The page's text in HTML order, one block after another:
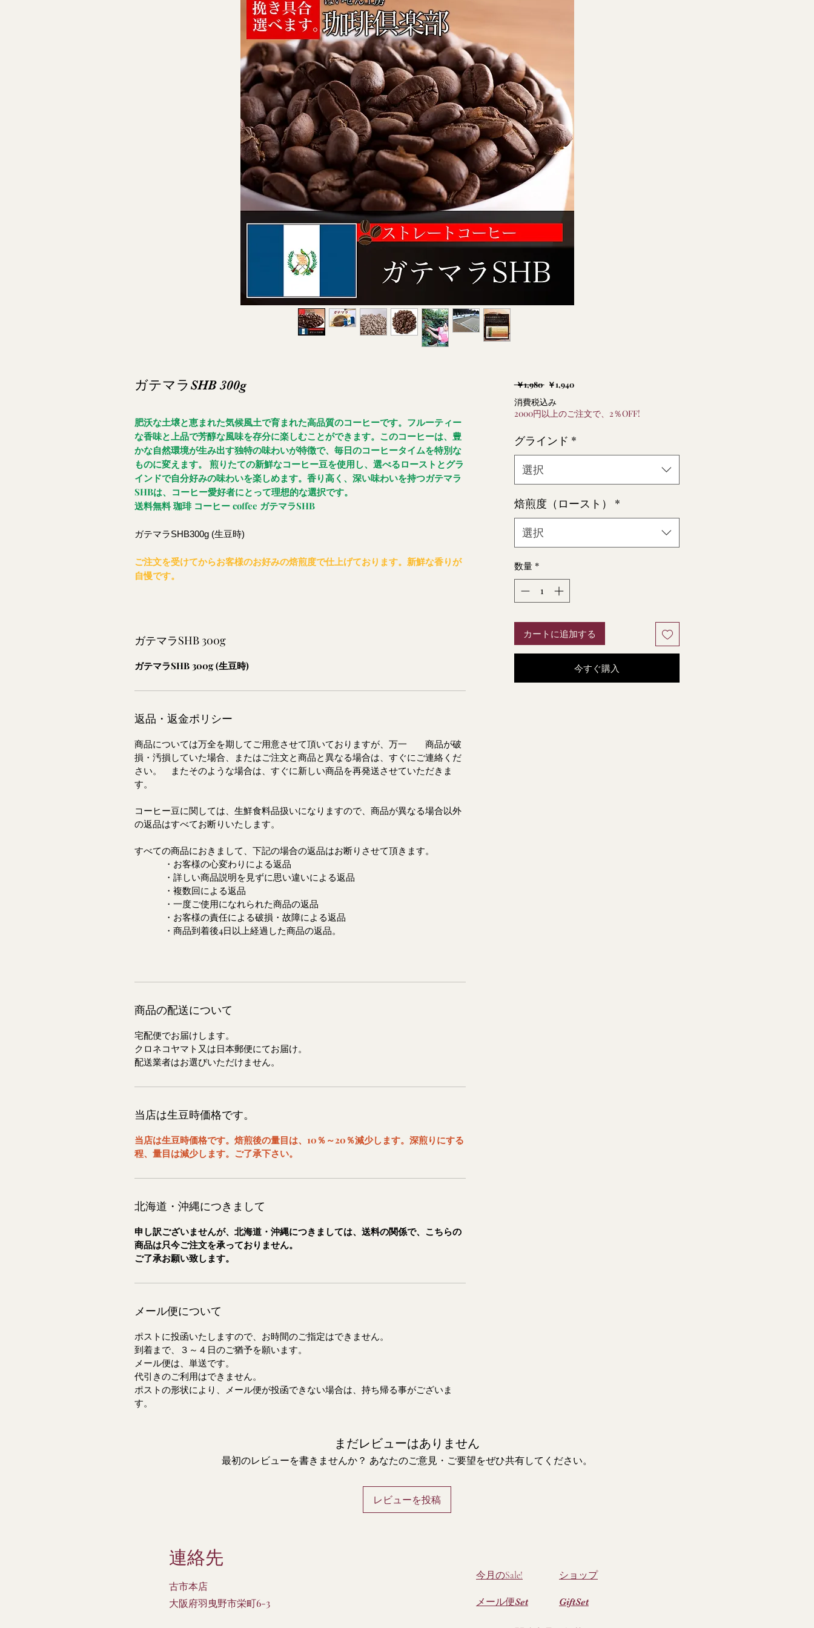
ガテマラSHB 300g
肥沃な土壌と恵まれた気候風土で育まれた高品質のコーヒーです。フルーティー
な香味と上品で芳醇な風味を存分に楽しむことができます。このコーヒーは、豊
かな自然環境が生み出す独特の味わいが特徴で、毎日のコーヒータイムを特別な
ものに変えます。 煎りたての新鮮なコーヒー豆を使用し、選べるローストとグラ
インドで自分好みの味わいを楽しめます。香り高く、深い味わいを持つガテマラ
SHBは、コーヒー愛好者にとって理想的な選択です。
送料無料 珈琲 コーヒー coffee ガテマラSHB
ガテマラSHB300g (生豆時)
ご注文を受けてからお客様のお好みの焙煎度で仕上げております。新鮮な香りが
自慢です。
ガテマラSHB 300g
ガテマラSHB 300g (生豆時)
返品・返金ポリシー
商品については万全を期してご用意させて頂いておりますが、万一 商品が破
損・汚損していた場合、またはご注文と商品と異なる場合は、すぐにご連絡くだ
さい。 またそのような場合は、すぐに新しい商品を再発送させていただきま
す。
コーヒー豆に関しては、生鮮食料品扱いになりますので、商品が異なる場合以外
の返品はすべてお断りいたします。
すべての商品におきまして、下記の場合の返品はお断りさせて頂きます。
・お客様の心変わりによる返品
・詳しい商品説明を見ずに思い違いによる返品
・複数回による返品
・一度ご使用になれられた商品の返品
・お客様の責任による破損・故障による返品
・商品到着後4日以上経過した商品の返品。
商品の配送について
宅配便でお届けします。
クロネコヤマト又は日本郵便にてお届け。
配送業者はお選びいただけません。
当店は生豆時価格です。
当店は生豆時価格です。焙煎後の量目は、10％～20％減少します。深煎りにする
程、量目は減少します。ご了承下さい。
北海道・沖縄につきまして
申し訳ございませんが、北海道・沖縄につきましては、送料の関係で、こちらの
商品は只今ご注文を承っておりません。
ご了承お願い致します。
メール便について
ポストに投函いたしますので、お時間のご指定はできません。
到着まで、３～４日のご猶予を願います。
メール便は、単送です。
代引きのご利用はできません。
ポストの形状により、メール便が投函できない場合は、持ち帰る事がございま
す。
￥1,980 通
常
価
￥1,940セ
ル
格
消費税込み
2000円以上のご注文で、2％OFF!
グラインド *
選択
焙煎度（ロースト）
*
選択
数量 *
カートに追加する
今すぐ購入
まだレビューはありません
最初のレビューを書きませんか？ あなたのご意見・ご要望をぜひ共有してください。
レビューを投稿
連絡先
古市本店
大阪府羽曳野市栄町6-3
今月のSale!
メール便Set
ショップ
GiftSet